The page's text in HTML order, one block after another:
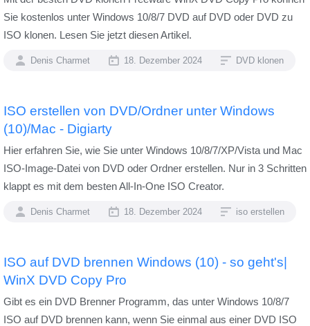
Sie kostenlos unter Windows 10/8/7 DVD auf DVD oder DVD zu
ISO klonen. Lesen Sie jetzt diesen Artikel.
Denis Charmet 18. Dezember 2024 DVD klonen
ISO erstellen von DVD/Ordner unter Windows
(10)/Mac - Digiarty
Hier erfahren Sie, wie Sie unter Windows 10/8/7/XP/Vista und Mac
ISO-Image-Datei von DVD oder Ordner erstellen. Nur in 3 Schritten
klappt es mit dem besten All-In-One ISO Creator.
Denis Charmet 18. Dezember 2024 iso erstellen
ISO auf DVD brennen Windows (10) - so geht's|
WinX DVD Copy Pro
Gibt es ein DVD Brenner Programm, das unter Windows 10/8/7
ISO auf DVD brennen kann, wenn Sie einmal aus einer DVD ISO